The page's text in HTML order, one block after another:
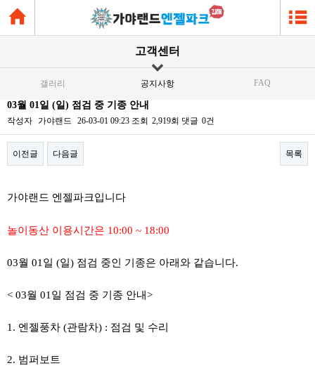
고객센터
갤러리 공지사항 FAQ
03월 01일 (일) 점검 중 기종 안내
작성자 가야랜드 26-03-01 09:23 조회 2,919회 댓글 0건
이전글 다음글 목록
가야랜드 엔젤파크입니다
놀이동산 이용시간은 10:00 ~ 18:00
03월 01일 (일) 점검 중인 기종은 아래와 같습니다.
< 03월 01일 점검 중 기종 안내>
1. 엔젤풍차 (관람차) : 점검 및 수리
2. 범퍼보트